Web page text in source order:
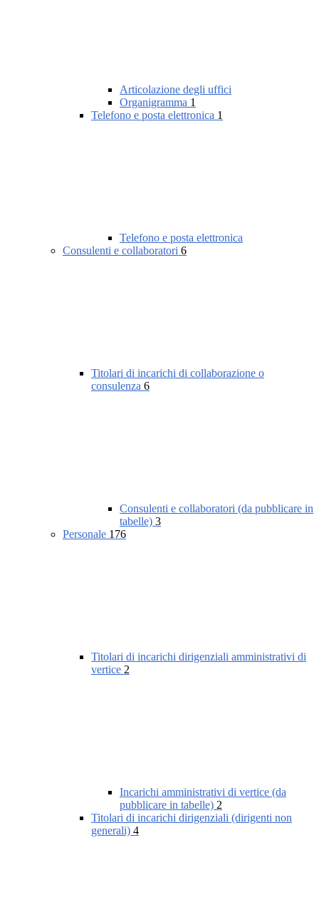
Articolazione degli uffici
Organigramma 1
Telefono e posta elettronica 1
Telefono e posta elettronica
Consulenti e collaboratori 6
Titolari di incarichi di collaborazione o
consulenza 6
Consulenti e collaboratori (da pubblicare in
tabelle) 3
Personale 176
Titolari di incarichi dirigenziali amministrativi di
vertice 2
Incarichi amministrativi di vertice (da
pubblicare in tabelle) 2
Titolari di incarichi dirigenziali (dirigenti non
generali) 4